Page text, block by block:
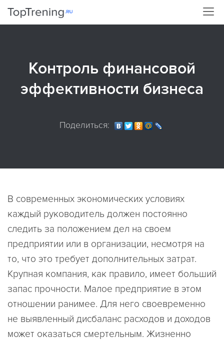
Контроль финансовой
эффективности бизнеса
Поделиться:
В современных экономических условиях
каждый руководитель должен постоянно
следить за положением дел на своем
предприятии или в организации, несмотря на
то, что это требует дополнительных затрат.
Крупная компания, как правило, имеет больший
запас прочности. Малое предприятие в этом
отношении ранимее. Для него своевременно
не выявленный дисбаланс расходов и доходов
может оказаться смертельным. Жизненно